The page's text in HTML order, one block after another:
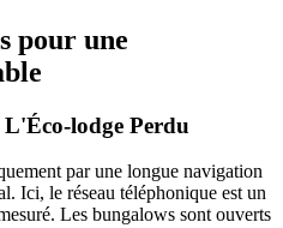
pour une
lodge Perdu
par une longue navigation
Ici, le réseau téléphonique est un
Les bungalows sont ouverts